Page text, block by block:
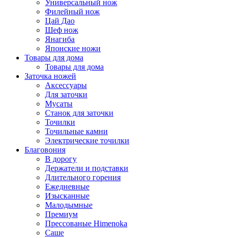
Универсальный нож
Филейный нож
Цай Дао
Шеф нож
Янагиба
Японские ножи
Товары для дома
Товары для дома
Заточка ножей
Аксессуары
Для заточки
Мусаты
Станок для заточки
Точилки
Точильные камни
Электрические точилки
Благовония
В дорогу
Держатели и подставки
Длительного горения
Ежедневные
Изысканные
Малодымные
Премиум
Прессованые Himenoka
Саше